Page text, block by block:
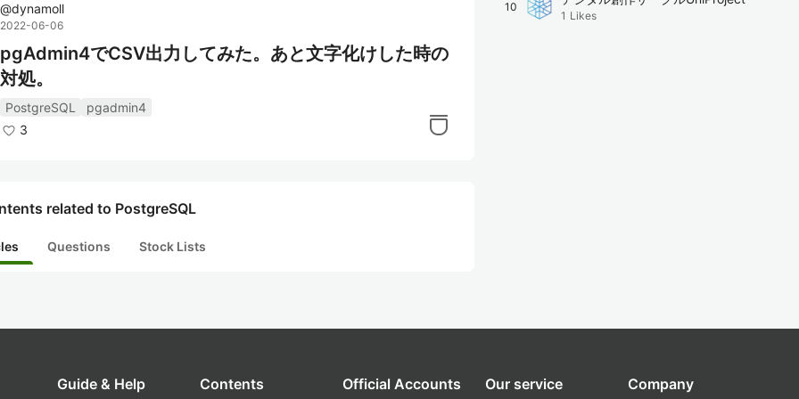
公式サイト:
PostgreSQL
ドキュメント:
PostgreSQL Documentation
ダウンロード:
PostgreSQL Tutorial
コミュニティとサポート:
PostgreSQL Mailing Lists
連タグ
@dynamoll
2022-06-06
pgAdmin4でCSV出力してみた。あと文字化けした時の
対処。
PostgreSQL
pgadmin4
3
related to PostgreSQL
Questions Stock Lists
10
1 Likes
Guide & Help Contents Official Accounts Our service Company